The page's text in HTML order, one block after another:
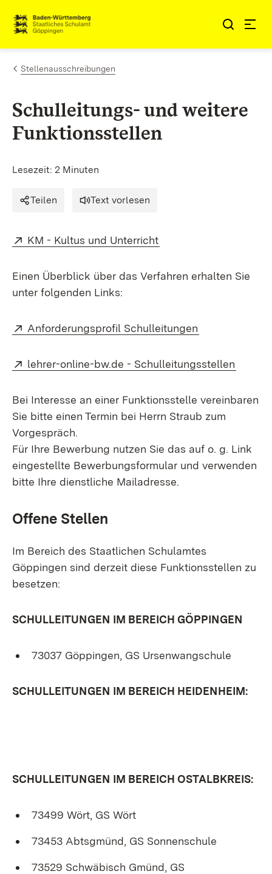
Zum Inhalt springen
Link zur Startseite
Stellenausschreibungen
Schulleitungs- und weitere
Funktionsstellen
Lesezeit: 2 Minuten
Teilen Text vorlesen
Extern:
KM - Kultus und Unterricht
Einen Überblick über das Verfahren erhalten Sie
unter folgenden Links:
Extern:
Anforderungsprofil Schulleitungen
Extern:
lehrer-online-bw.de - Schulleitungsstellen
Bei Interesse an einer Funktionsstelle vereinbaren
Sie bitte einen Termin bei Herrn Straub zum
Vorgespräch.
Für Ihre Bewerbung nutzen Sie das auf o. g. Link
eingestellte Bewerbungsformular und verwenden
bitte Ihre dienstliche Mailadresse.
Offene Stellen
Im Bereich des Staatlichen Schulamtes
Göppingen sind derzeit diese Funktionsstellen zu
besetzen:
SCHULLEITUNGEN IM BEREICH GÖPPINGEN
73037 Göppingen, GS Ursenwangschule
SCHULLEITUNGEN IM BEREICH HEIDENHEIM:
SCHULLEITUNGEN IM BEREICH OSTALBKREIS:
73499 Wört, GS Wört
73453 Abtsgmünd, GS Sonnenschule
73529 Schwäbisch Gmünd, GS